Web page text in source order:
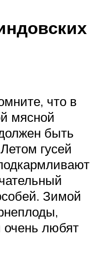
что в
мясной
быть
гусей
Зимой
очень любят